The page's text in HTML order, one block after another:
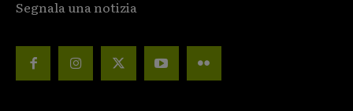
Segnala una notizia